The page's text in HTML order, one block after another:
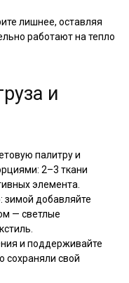
лишнее, оставляя
работают на тепло
и
палитру и
2–3 ткани
элемента.
зимой добавляйте
— светлые
и поддерживайте
сохраняли свой